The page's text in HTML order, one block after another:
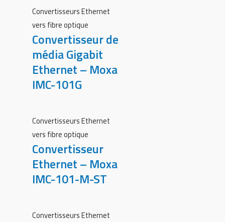
Convertisseurs Ethernet
vers fibre optique
Convertisseur de
média Gigabit
Ethernet – Moxa
IMC-101G
Convertisseurs Ethernet
vers fibre optique
Convertisseur
Ethernet – Moxa
IMC-101-M-ST
Convertisseurs Ethernet